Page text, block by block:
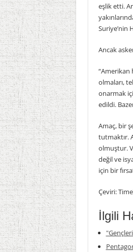
eşlik etti.
Suriye’nin
Ancak
“Amerikan
olmaları,
onarmak
edildi.
Amaç, bir
tutmaktır.
olmuştur.
değil ve
için bir
Çeviri:
İlgili